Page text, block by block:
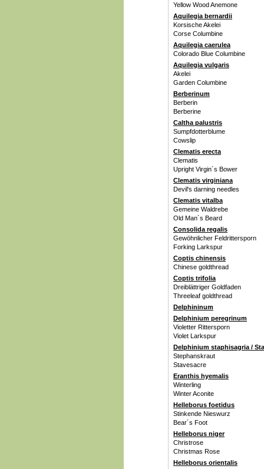
Yellow Wood Anemone
Aquilegia bernardii
Korsische Akelei
Corse Columbine
Aquilegia caerulea
Colorado Blue Columbine
Aquilegia vulgaris
Akelei
Garden Columbine
Berberinum
Berberin
Berberine
Caltha palustris
Sumpfdotterblume
Cowslip
Clematis erecta
Clematis
Upright Virgin´s Bower
Clematis virginiana
Devil's darning needles
Clematis vitalba
Gemeine Waldrebe
Old Man´s Beard
Consolida regalis
Gewöhnlicher Feldrittersporn
Forking Larkspur
Coptis chinensis
Chinese goldthread
Coptis trifolia
Dreiblättriger Goldfaden
Threeleaf goldthread
Delphininum
Delphinium peregrinum
Violetter Rittersporn
Violet Larkspur
Delphinium staphisagria /
Stephanskraut
Stavesacre
Eranthis hyemalis
Winterling
Winter Aconite
Helleborus foetidus
Stinkende Nieswurz
Bear´s Foot
Helleborus niger
Christrose
Christmas Rose
Helleborus orientalis